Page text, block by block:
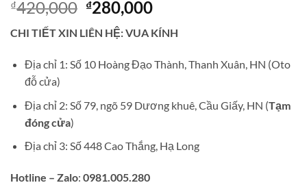
₫420,000 Giá
gốc
là:
₫420,000.
₫280,000Giá
hiện
tại
là:
₫280,000.
CHI TIẾT XIN LIÊN HỆ: VUA KÍNH
Địa chỉ 1: Số 10 Hoàng Đạo Thành, Thanh Xuân, HN (Oto
đỗ cửa)
Địa chỉ 2: Số 79, ngõ 59 Dương khuê, Cầu Giấy, HN (Tạm
đóng cửa)
Địa chỉ 3: Số 448 Cao Thắng, Hạ Long
Hotline – Zalo: 0981.005.280